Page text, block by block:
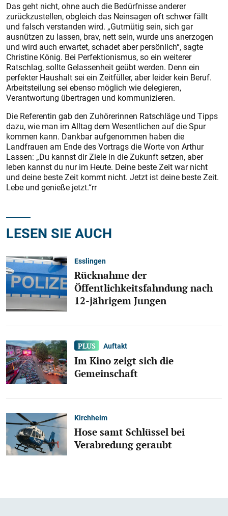
Das geht nicht, ohne auch die Bedürfnisse anderer
zurückzustellen, obgleich das Neinsagen oft schwer fällt
und falsch verstanden wird. „Gutmütig sein, sich gar
ausnützen zu lassen, brav, nett sein, wurde uns anerzogen
und wird auch erwartet, schadet aber persönlich“, sagte
Christine König. Bei Perfektionismus, so ein weiterer
Ratschlag, sollte Gelassenheit geübt werden. Denn ein
perfekter Haushalt sei ein Zeitfüller, aber leider kein Beruf.
Arbeitsteilung sei ebenso möglich wie delegieren,
Verantwortung übertragen und kommunizieren.
Die Referentin gab den Zuhörerinnen Ratschläge und Tipps
dazu, wie man im Alltag dem Wesentlichen auf die Spur
kommen kann. Dankbar aufgenommen haben die
Landfrauen am Ende des Vortrags die Worte von Arthur
Lassen: „Du kannst dir Ziele in die Zukunft setzen, aber
leben kannst du nur im Heute. Deine beste Zeit war nicht
und deine beste Zeit kommt nicht. Jetzt ist deine beste Zeit.
Lebe und genieße jetzt.“rr
LESEN SIE AUCH
Esslingen
Rücknahme der
Öffentlichkeitsfahndung nach
12-jährigem Jungen
Auftakt
Im Kino zeigt sich die
Gemeinschaft
Kirchheim
Hose samt Schlüssel bei
Verabredung geraubt